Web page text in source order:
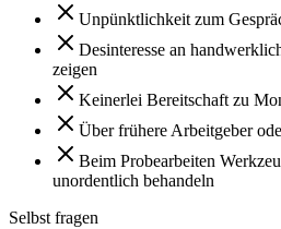
Unpünktlichkeit zum
Desinteresse an
zeigen
Keinerlei Bereitschaft zu
Über frühere Arbeitgeber
Beim Probearbeiten
unordentlich behandeln
Selbst fragen